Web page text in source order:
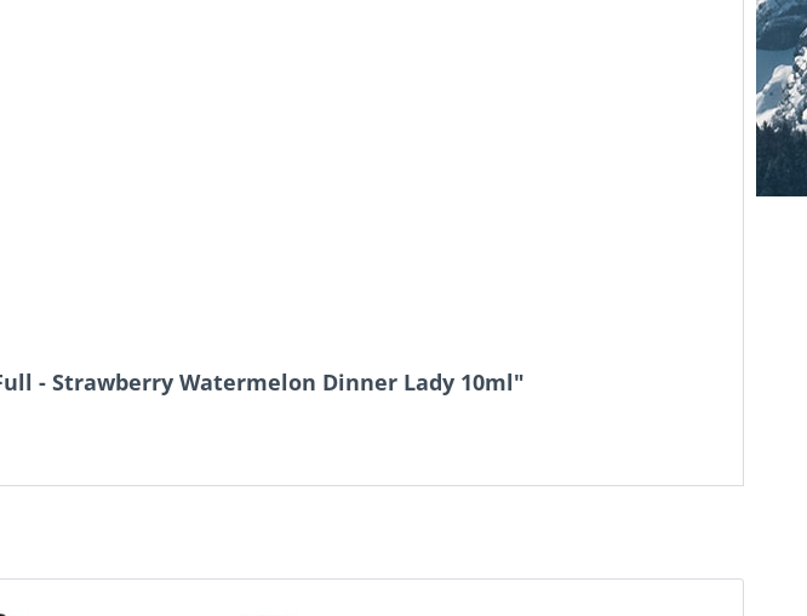
- Strawberry Watermelon Dinner Lady 10ml"